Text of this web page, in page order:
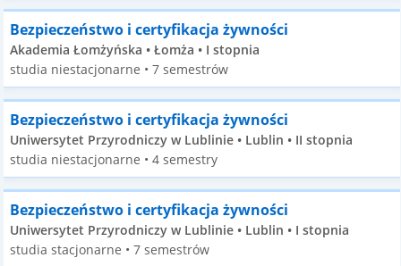
Bezpieczeństwo i certyfikacja żywności
Akademia Łomżyńska • Łomża • I stopnia
studia niestacjonarne • 7 semestrów
Bezpieczeństwo i certyfikacja żywności
Uniwersytet Przyrodniczy w Lublinie • Lublin • II stopnia
studia niestacjonarne • 4 semestry
Bezpieczeństwo i certyfikacja żywności
Uniwersytet Przyrodniczy w Lublinie • Lublin • I stopnia
studia stacjonarne • 7 semestrów